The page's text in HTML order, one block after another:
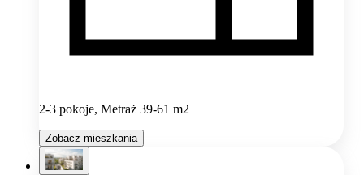
2-3 pokoje, Metraż 39-61 m2
Zobacz mieszkania